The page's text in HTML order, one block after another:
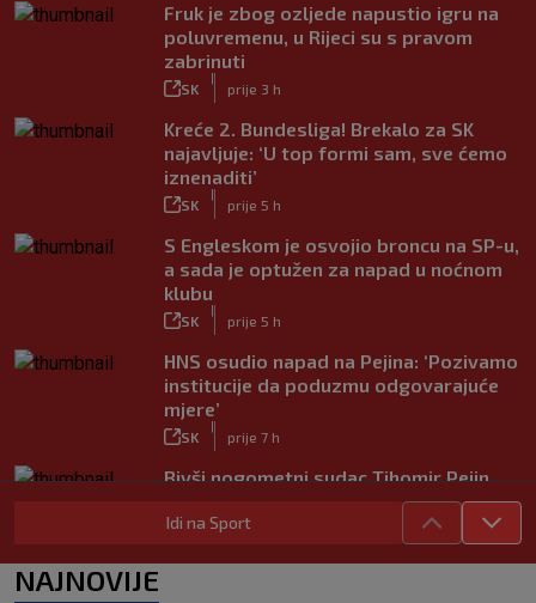
Fruk je zbog ozljede napustio igru na
poluvremenu, u Rijeci su s pravom
zabrinuti
SK prije 3 h
Kreće 2. Bundesliga! Brekalo za SK
najavljuje: ‘U top formi sam, sve ćemo
iznenaditi’
SK prije 5 h
S Engleskom je osvojio broncu na SP-u,
a sada je optužen za napad u noćnom
klubu
SK prije 5 h
HNS osudio napad na Pejina: ‘Pozivamo
institucije da poduzmu odgovarajuće
mjere’
SK prije 7 h
Bivši nogometni sudac Tihomir Pejin
pretučen u Osijeku, policija istražuje
brutalni napad
Idi na Sport
NAJNOVIJE